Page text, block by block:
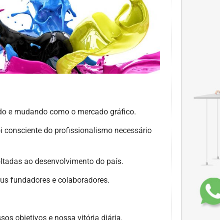
e mudando como o mercado gráfico.
consciente do profissionalismo necessário
ao desenvolvimento do país.
fundadores e colaboradores.
objetivos e nossa vitória diária.